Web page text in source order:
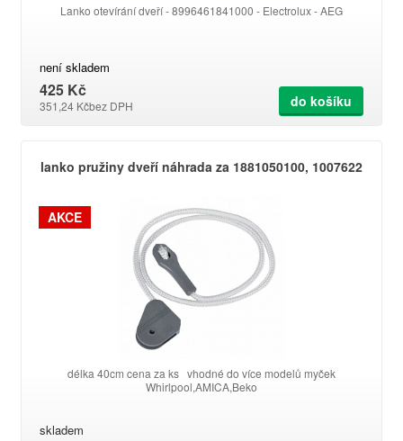
Lanko otevírání dveří - 8996461841000 - Electrolux - AEG
není skladem
425 Kč
351,24 Kčbez DPH do košíku
lanko pružiny dveří náhrada za 1881050100, 1007622
AKCE
délka 40cm cena za ks vhodné do více modelů myček
Whirlpool,AMICA,Beko
skladem